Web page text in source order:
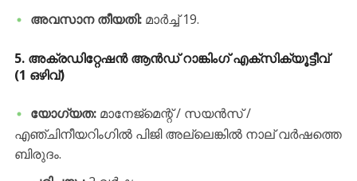
അവസാന തീയതി:മാർച്ച് 19.
5. അക്രഡിറ്റേഷൻ ആൻഡ് റാങ്കിംഗ് എക്സിക്യൂട്ടീവ്
(1 ഒഴിവ്)
യോഗ്യത:മാനേജ്‌മെന്റ് / സയൻസ് /
എഞ്ചിനീയറിംഗിൽ പിജി അല്ലെങ്കിൽ നാല് വർഷത്തെ
ബിരുദം.